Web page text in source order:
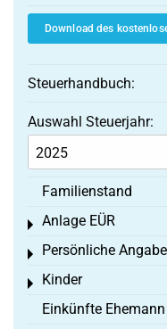
Download des
Steuerhandbuch:
Auswahl Steuerjahr:
Familienstand
Anlage EÜR
Toggle menu
Persönliche
Toggle menu
Kinder
Toggle menu
Einkünfte Ehemann